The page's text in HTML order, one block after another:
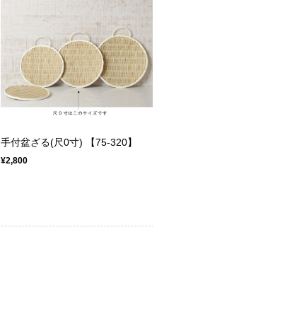
手付盆ざる(尺0寸) 【75-320】
¥2,800